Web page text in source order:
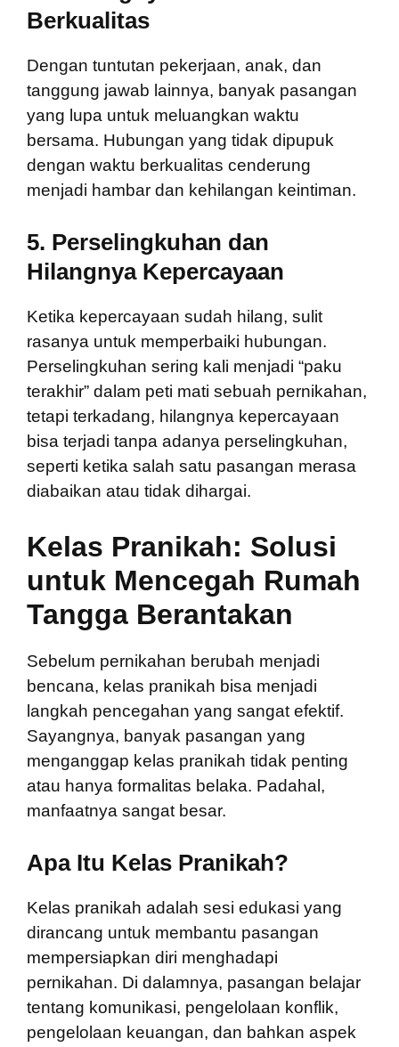
Berkualitas
Dengan tuntutan pekerjaan, anak, dan
tanggung jawab lainnya, banyak pasangan
yang lupa untuk meluangkan waktu
bersama. Hubungan yang tidak dipupuk
dengan waktu berkualitas cenderung
menjadi hambar dan kehilangan keintiman.
5. Perselingkuhan dan
Hilangnya Kepercayaan
Ketika kepercayaan sudah hilang, sulit
rasanya untuk memperbaiki hubungan.
Perselingkuhan sering kali menjadi “paku
terakhir” dalam peti mati sebuah pernikahan,
tetapi terkadang, hilangnya kepercayaan
bisa terjadi tanpa adanya perselingkuhan,
seperti ketika salah satu pasangan merasa
diabaikan atau tidak dihargai.
Kelas Pranikah: Solusi
untuk Mencegah Rumah
Tangga Berantakan
Sebelum pernikahan berubah menjadi
bencana, kelas pranikah bisa menjadi
langkah pencegahan yang sangat efektif.
Sayangnya, banyak pasangan yang
menganggap kelas pranikah tidak penting
atau hanya formalitas belaka. Padahal,
manfaatnya sangat besar.
Apa Itu Kelas Pranikah?
Kelas pranikah adalah sesi edukasi yang
dirancang untuk membantu pasangan
mempersiapkan diri menghadapi
pernikahan. Di dalamnya, pasangan belajar
tentang komunikasi, pengelolaan konflik,
pengelolaan keuangan, dan bahkan aspek